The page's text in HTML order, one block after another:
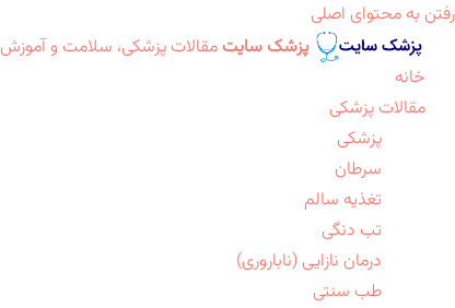
رفتن به محتوای اصلی
پزشک سایت مقالات پزشکی، سلامت و آموزش
خانه
مقالات پزشکی
پزشکی
سرطان
تغذیه سالم
تب دنگی
درمان نازایی (ناباروری)
طب سنتی